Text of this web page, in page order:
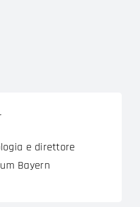
e direttore
Bayern